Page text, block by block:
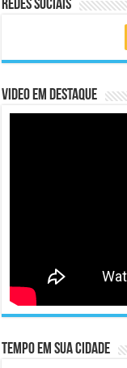
Redes Sociais
Video em Destaque
Tempo em sua cidade